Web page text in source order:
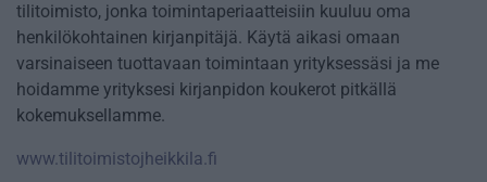
tilitoimisto, jonka toimintaperiaatteisiin kuuluu oma
henkilökohtainen kirjanpitäjä. Käytä aikasi omaan
varsinaiseen tuottavaan toimintaan yrityksessäsi ja me
hoidamme yrityksesi kirjanpidon koukerot pitkällä
kokemuksellamme.
www.tilitoimistojheikkila.fi